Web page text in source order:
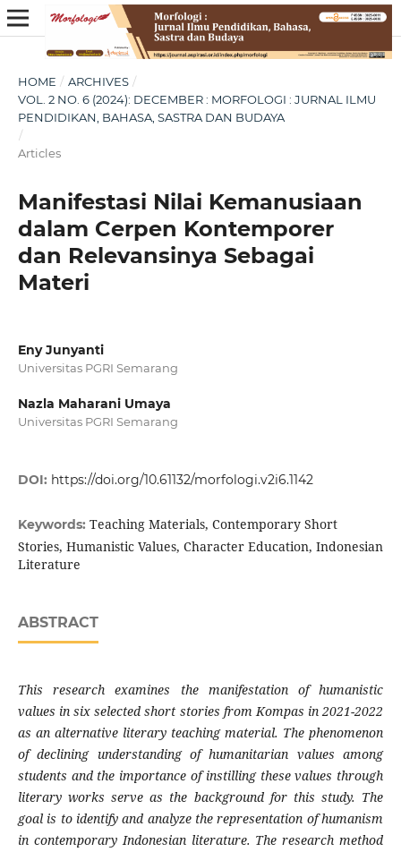
HOME / ARCHIVES /
VOL. 2 NO. 6 (2024): DECEMBER : MORFOLOGI : JURNAL ILMU
PENDIDIKAN, BAHASA, SASTRA DAN BUDAYA
/
Articles
Manifestasi Nilai Kemanusiaan
dalam Cerpen Kontemporer
dan Relevansinya Sebagai
Materi
Eny Junyanti
Universitas PGRI Semarang
Nazla Maharani Umaya
Universitas PGRI Semarang
DOI: https://doi.org/10.61132/morfologi.v2i6.1142
Keywords: Teaching Materials, Contemporary Short
Stories, Humanistic Values, Character Education, Indonesian
Literature
ABSTRACT
This research examines the manifestation of humanistic
values in six selected short stories from Kompas in 2021-2022
as an alternative literary teaching material. The phenomenon
of declining understanding of humanitarian values among
students and the importance of instilling these values through
literary works serve as the background for this study. The
goal is to identify and analyze the representation of humanism
in contemporary Indonesian literature. The research method